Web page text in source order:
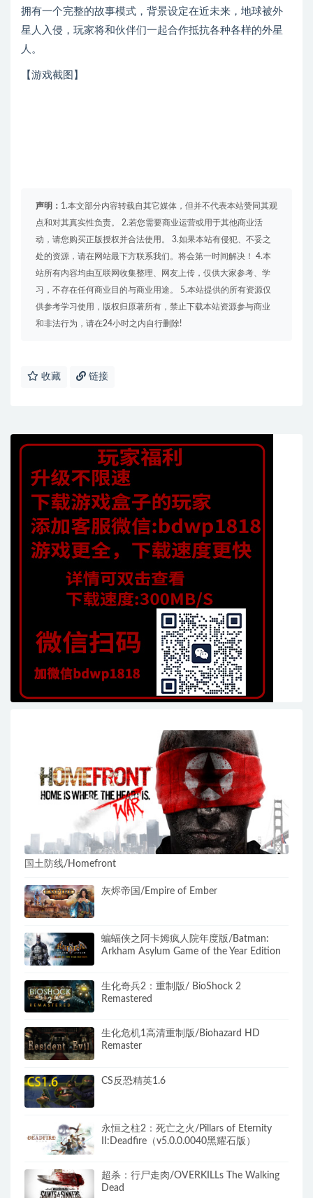
拥有一个完整的故事模式，背景设定在近未来，地球被外
星人入侵，玩家将和伙伴们一起合作抵抗各种各样的外星
人。
【游戏截图】
声明： 1.本文部分内容转载自其它媒体，但并不代表本站赞同其观
点和对其真实性负责。 2.若您需要商业运营或用于其他商业活
动，请您购买正版授权并合法使用。 3.如果本站有侵犯、不妥之
处的资源，请在网站最下方联系我们。将会第一时间解决！ 4.本
站所有内容均由互联网收集整理、网友上传，仅供大家参考、学
习，不存在任何商业目的与商业用途。 5.本站提供的所有资源仅
供参考学习使用，版权归原著所有，禁止下载本站资源参与商业
和非法行为，请在24小时之内自行删除!
收藏 链接
国土防线/Homefront
灰烬帝国/Empire of Ember
蝙蝠侠之阿卡姆疯人院年度版/Batman:
Arkham Asylum Game of the Year Edition
生化奇兵2：重制版/ BioShock 2
Remastered
生化危机1高清重制版/Biohazard HD
Remaster
CS反恐精英1.6
永恒之柱2：死亡之火/Pillars of Eternity
II:Deadfire（v5.0.0.0040黑耀石版）
超杀：行尸走肉/OVERKILLs The Walking
Dead